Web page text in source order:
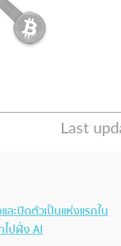
ละปิดตัวเป็นแห่งแรกใน
ปฝั่ง AI